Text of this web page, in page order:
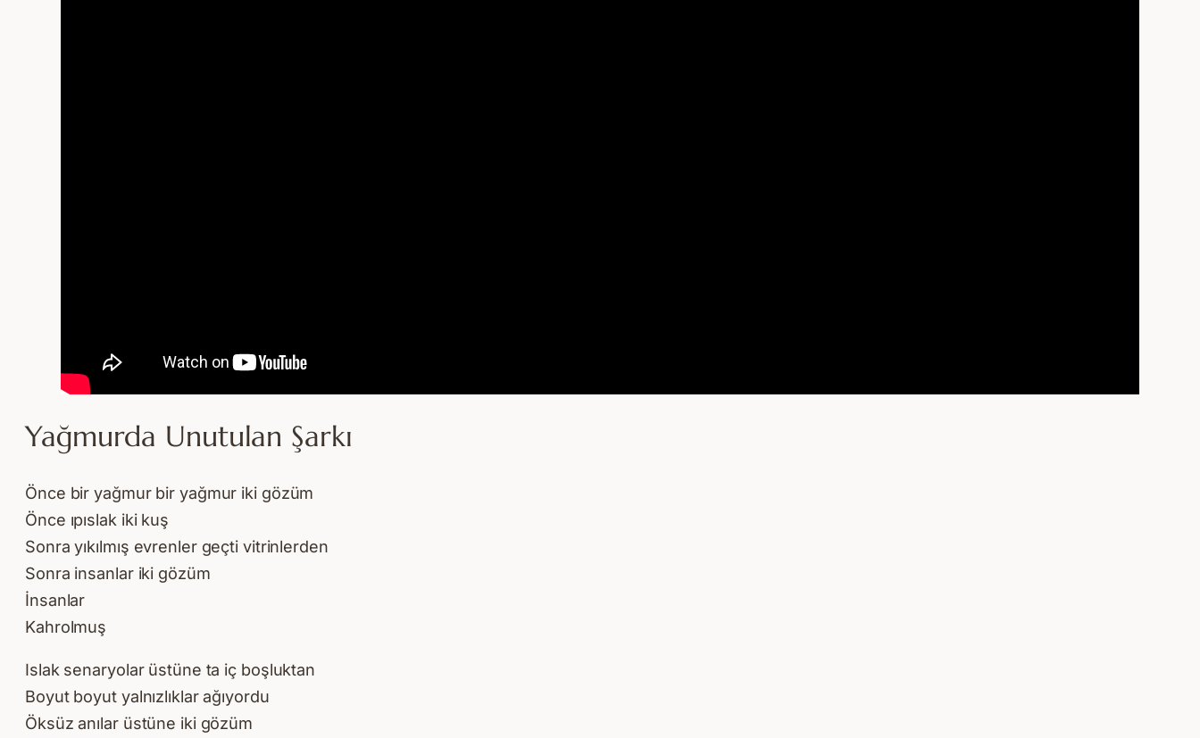
Yağmurda Unutulan Şarkı
Önce bir yağmur bir yağmur iki gözüm
Önce ıpıslak iki kuş
Sonra yıkılmış evrenler geçti vitrinlerden
Sonra insanlar iki gözüm
İnsanlar
Kahrolmuş
Islak senaryolar üstüne ta iç boşluktan
Boyut boyut yalnızlıklar ağıyordu
Öksüz anılar üstüne iki gözüm